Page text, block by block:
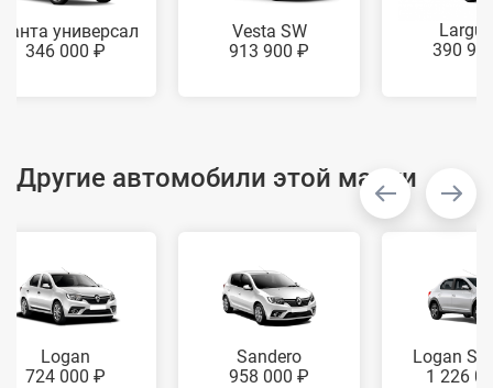
универсал
346 000 ₽
Vesta SW
913 900 ₽
390
Другие автомобили этой марки
Logan
724 000 ₽
Sandero
958 000 ₽
Logan
1 226